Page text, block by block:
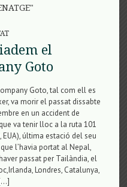
el
Goto
Goto, tal com ell es
va morir el passat dissabte
en un accident de
va tenir lloc a la ruta 101
EUA), última estació del seu
l’havia portat al Nepal,
passat per Tailàndia, el
Londres, Catalunya,